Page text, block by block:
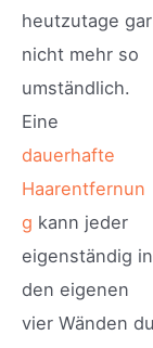
heutzutage gar
nicht mehr so
umständlich.
Eine
dauerhafte
Haarentfernun
g kann jeder
eigenständig in
den eigenen
vier Wänden